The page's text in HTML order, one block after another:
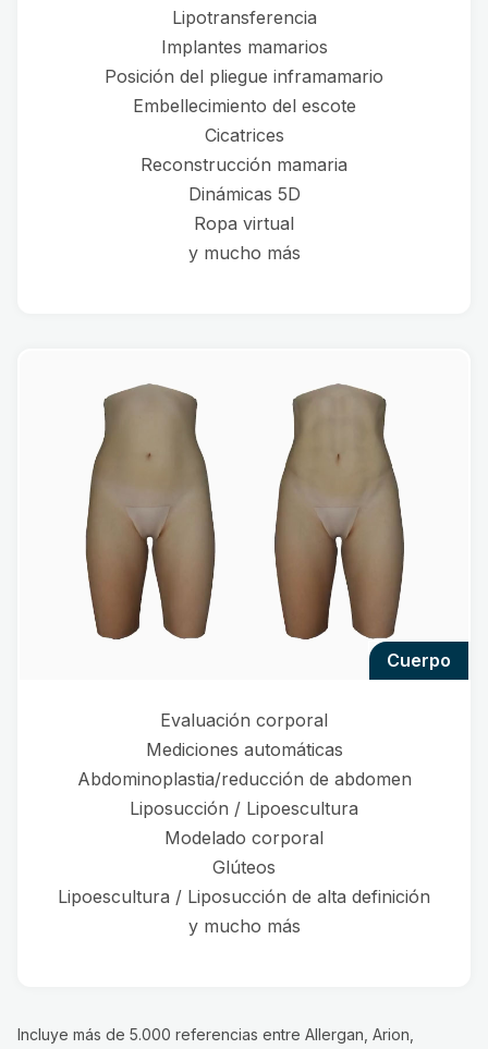
Lipotransferencia
Implantes mamarios
Posición del pliegue inframamario
Embellecimiento del escote
Cicatrices
Reconstrucción mamaria
Dinámicas 5D
Ropa virtual
y mucho más
cuerpo
Evaluación corporal
Mediciones automáticas
Abdominoplastia/reducción de abdomen
Liposucción / Lipoescultura
Modelado corporal
Glúteos
Lipoescultura / Liposucción de alta definición
y mucho más
Incluye más de 5.000 referencias entre Allergan, Arion,